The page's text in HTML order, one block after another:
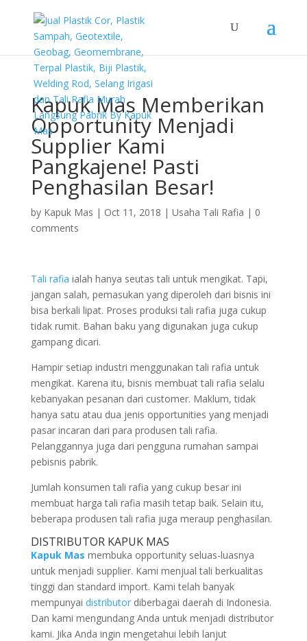
Kapuk Mas Memberikan
Opportunity Menjadi
Supplier Kami
Pangkajene! Pasti
Penghasilan Besar!
by Kapuk Mas | Oct 11, 2018 | Usaha Tali Rafia | 0
comments
Tali rafia ialah hanya seutas tali untuk mengikat. Tapi,
jangan salah, pemasukan yang diperoleh dari bisnis ini
bisa berkali lipat. Proses produksi tali rafia juga cukup
tidak rumit. Bahan baku yang digunakan juga cukup
gampang dicari.
Hampir setiap industri menggunakan tali rafia untuk
mengikat. Karena itu, bisnis membuat tali rafia selalu
kebanyakan pesanan dari customer. Maklum, tidak
hanya satu atau dua jenis opportunities yang menjadi
pasar incaran dari para produsen tali rafia.
Pelanggannya juga dari pengguna rumahan sampai
pebisnis pabrik.
Jumlah konsumen tali rafia yang cukup besar ini
membuat harga tali rafia masih tetap baik. Selain itu,
beberapa produsen tali rafia juga meraup penghasilan.
DISTRIBUTOR KAPUK MAS
Kapuk Mas membuka opportunity seluas-luasnya
untuk menjadi supplier. Kami menjual tali berkualitas
tinggi dan standard import. Kami telah banyak
mempunyai distributordiberbagai daerah di Indonesia.
Dan kami mengundang Anda untuk menjadi distributor
kami. Jika Anda ingin mengetahui lebih lanjut